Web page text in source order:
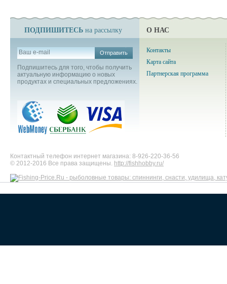
ПОДПИШИТЕСЬ на рассылку
Отправить
Подпишитесь для того, чтобы получить
актуальную информацию о новых
продуктах и специальных предложениях.
О НАС
Контакты
Карта сайта
Партнерская программа
Контактный телефон интернет магазина: 8-926-220-36-56
© 2012-2016 Все права защищены. http://fishhobby.ru/